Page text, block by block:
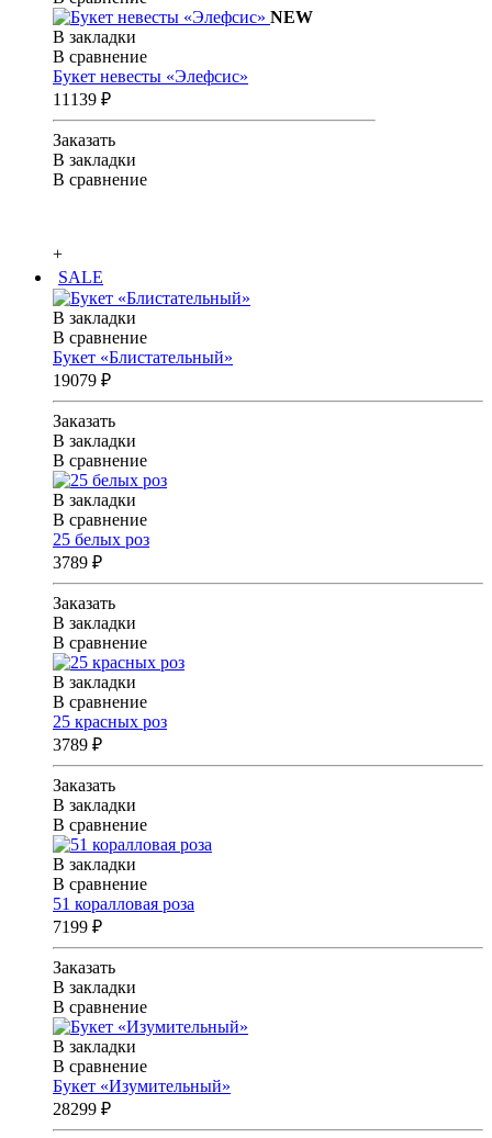
NEW
В закладки
В сравнение
Букет невесты «Элефсис»
11139 ₽
Заказать
В закладки
В сравнение
+
SALE
В закладки
В сравнение
Букет «Блистательный»
19079 ₽
Заказать
В закладки
В сравнение
В закладки
В сравнение
25 белых роз
3789 ₽
Заказать
В закладки
В сравнение
В закладки
В сравнение
25 красных роз
3789 ₽
Заказать
В закладки
В сравнение
В закладки
В сравнение
51 коралловая роза
7199 ₽
Заказать
В закладки
В сравнение
В закладки
В сравнение
Букет «Изумительный»
28299 ₽